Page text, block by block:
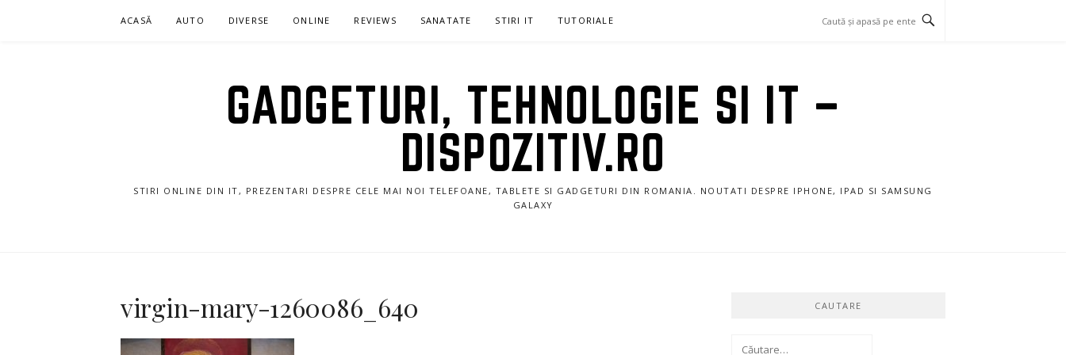
ACASĂ AUTO DIVERSE ONLINE REVIEWS SANATATE STIRI IT TUTORIALE
GADGETURI, TEHNOLOGIE SI IT –
DISPOZITIV.RO
STIRI ONLINE DIN IT, PREZENTARI DESPRE CELE MAI NOI TELEFOANE, TABLETE SI GADGETURI DIN ROMANIA. NOUTATI DESPRE IPHONE, IPAD SI SAMSUNG
GALAXY
virgin-mary-1260086_640 CAUTARE
Caută